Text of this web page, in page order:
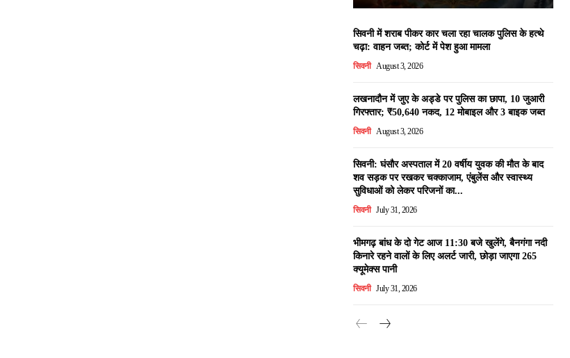
सिवनी में शराब पीकर कार चला रहा चालक पुलिस के हत्थे
चढ़ा: वाहन जब्त; कोर्ट में पेश हुआ मामला
सिवनी August 3, 2026
लखनादौन में जुए के अड्डे पर पुलिस का छापा, 10 जुआरी
गिरफ्तार; ₹50,640 नकद, 12 मोबाइल और 3 बाइक जब्त
सिवनी August 3, 2026
सिवनी: घंसौर अस्पताल में 20 वर्षीय युवक की मौत के बाद
शव सड़क पर रखकर चक्काजाम, एंबुलेंस और स्वास्थ्य
सुविधाओं को लेकर परिजनों का...
सिवनी July 31, 2026
भीमगढ़ बांध के दो गेट आज 11:30 बजे खुलेंगे, बैनगंगा नदी
किनारे रहने वालों के लिए अलर्ट जारी, छोड़ा जाएगा 265
क्यूमेक्स पानी
सिवनी July 31, 2026